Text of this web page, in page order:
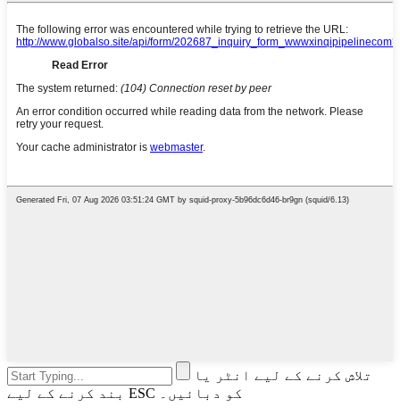
تلاش کرنے کے لیے انٹر یا
بند کرنے کے لیے ESC کو دبائیں۔